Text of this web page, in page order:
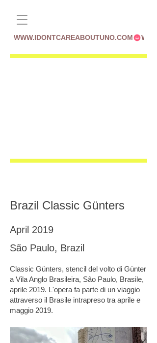
WWW.IDONTCAREABOUTUNO.COM
Brazil Classic Günters
April 2019
São Paulo, Brazil
Classic Günters, stencil del volto di Günter
a Vila Anglo Brasileira, São Paulo, Brasile,
aprile 2019. L'opera fa parte di un viaggio
attraverso il Brasile intrapreso tra aprile e
maggio 2019.